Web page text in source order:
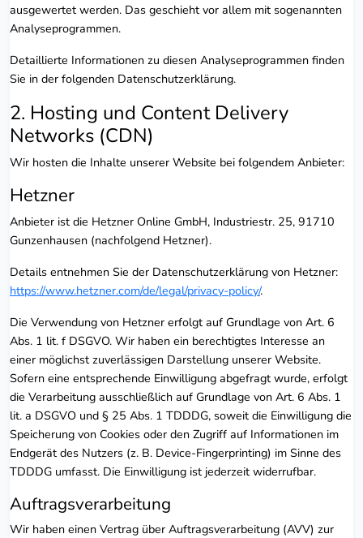
ausgewertet werden. Das geschieht vor allem mit sogenannten
Analyseprogrammen.
Detaillierte Informationen zu diesen Analyseprogrammen finden
Sie in der folgenden Datenschutzerklärung.
2. Hosting und Content Delivery
Networks (CDN)
Wir hosten die Inhalte unserer Website bei folgendem Anbieter:
Hetzner
Anbieter ist die Hetzner Online GmbH, Industriestr. 25, 91710
Gunzenhausen (nachfolgend Hetzner).
Details entnehmen Sie der Datenschutzerklärung von Hetzner:
https://www.hetzner.com/de/legal/privacy-policy/.
Die Verwendung von Hetzner erfolgt auf Grundlage von Art. 6
Abs. 1 lit. f DSGVO. Wir haben ein berechtigtes Interesse an
einer möglichst zuverlässigen Darstellung unserer Website.
Sofern eine entsprechende Einwilligung abgefragt wurde, erfolgt
die Verarbeitung ausschließlich auf Grundlage von Art. 6 Abs. 1
lit. a DSGVO und § 25 Abs. 1 TDDDG, soweit die Einwilligung die
Speicherung von Cookies oder den Zugriff auf Informationen im
Endgerät des Nutzers (z. B. Device-Fingerprinting) im Sinne des
TDDDG umfasst. Die Einwilligung ist jederzeit widerrufbar.
Auftragsverarbeitung
Wir haben einen Vertrag über Auftragsverarbeitung (AVV) zur